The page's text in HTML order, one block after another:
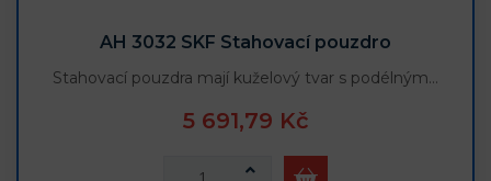
AH 3032 SKF Stahovací pouzdro
Stahovací pouzdra mají kuželový tvar s podélným…
5 691,79 Kč